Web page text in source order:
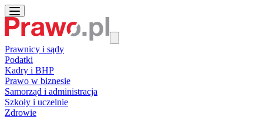
Prawnicy i sądy
Podatki
Kadry i BHP
Prawo w biznesie
Samorząd i administracja
Szkoły i uczelnie
Zdrowie